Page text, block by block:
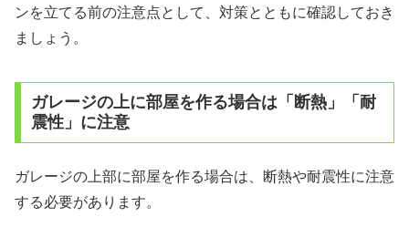
ンを立てる前の注意点として、対策とともに確認しておき
ましょう。
ガレージの上に部屋を作る場合は「断熱」「耐
震性」に注意
ガレージの上部に部屋を作る場合は、断熱や耐震性に注意
する必要があります。